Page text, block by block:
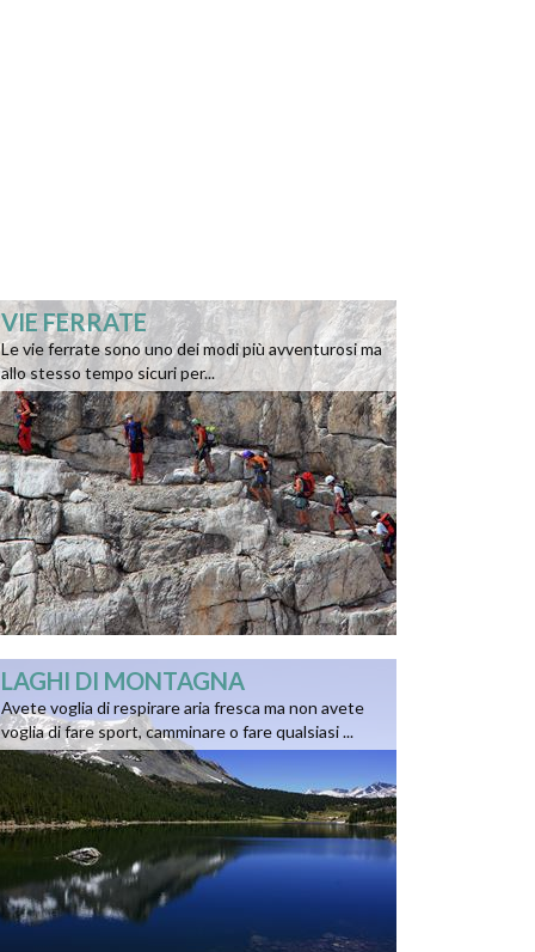
VIE FERRATE
Le vie ferrate sono uno dei modi più avventurosi ma
allo stesso tempo sicuri per...
LAGHI DI MONTAGNA
Avete voglia di respirare aria fresca ma non avete
voglia di fare sport, camminare o fare qualsiasi ...